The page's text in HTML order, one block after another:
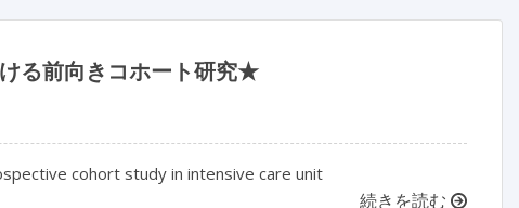
る前向きコホート研究★
cohort study in intensive care unit
続きを読む